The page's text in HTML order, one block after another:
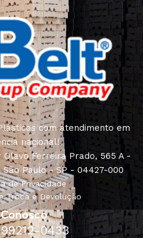
com atendimento em
nacional!
Olavo Ferreira Prado, 565 A -
Paulo - SP - 04427-000
de Privacidade
Troca e Devolução
99212-0433